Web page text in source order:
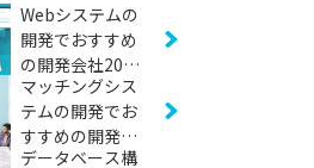
Webシステムの
開発でおすすめ
の開発会社20社
【2026年版】
マッチングシス
テムの開発でお
すすめの開発会
社16社【2026年
データベース構